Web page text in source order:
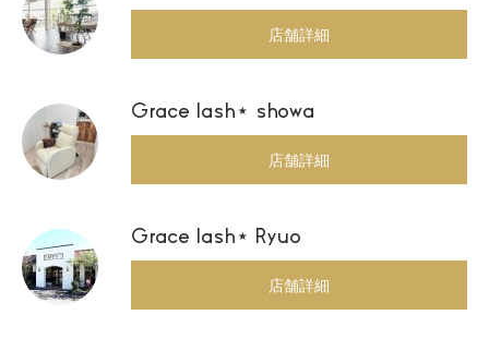
店舗詳細
Grace lash⋆ showa
店舗詳細
Grace lash⋆ Ryuo
店舗詳細